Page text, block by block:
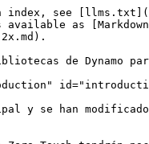
* En general, evite compartir dependencias con Dynamo o Revit si necesita controlar la versión de esa dependencia.

### Descripción detallada de la actualización: <a href="#upgrading-in-depth" id="upgrading-in-depth"></a>

### Nodos personalizados 1.3 - > 2.0 <a href="#custom-nodes-13----20" id="custom-nodes-13----20"></a>

[Organización de nodos personalizados en librarie.js](https://github.com/DynamoDS/Dynamo/wiki/Library-2.0-Add-Ons-Organization#customnodes)

Problemas conocidos

* La coincidencia de un nombre de nodo y un nombre de categoría personalizados en el mismo nivel en librarie.js provoca un comportamiento inesperado. [QNTM-3653](https://jira.autodesk.com/browse/QNTM-3653): evite utilizar los mismos nombres para la categoría y los nodos.
* Los comentarios se convertirán en comentarios de bloque en lugar de comentarios de línea.
* Los nombres de tipo cortos se sustituirán por nombres completos. Por ejemplo, si no ha especificado un tipo al cargar de nuevo el nodo personalizado, aparecerá `var[]..[]`, ya que este es el tipo por defecto.

### Nodos Zero-Touch 1.3 -> 2.0 <a href="#zero-touch-nodes-13---20" id="zero-touch-nodes-13---20"></a>

* En Dynamo 2.0, los tipos de lista y diccionario se han dividido y se ha cambiado la